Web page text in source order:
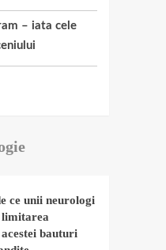
– iata cele
ce unii neurologi
limitarea
bauturi